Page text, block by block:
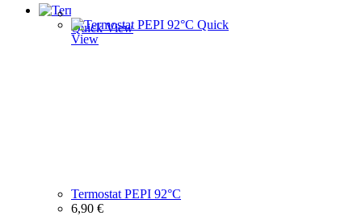
Quick View
Quick
View
Termostat PEPI 92°C
6,90 €